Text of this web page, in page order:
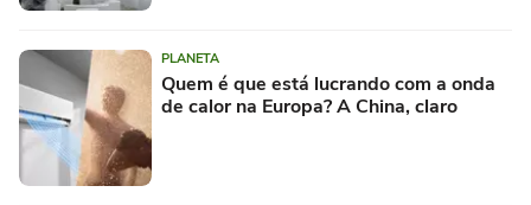
PLANETA
Quem é que está lucrando com a onda
de calor na Europa? A China, claro